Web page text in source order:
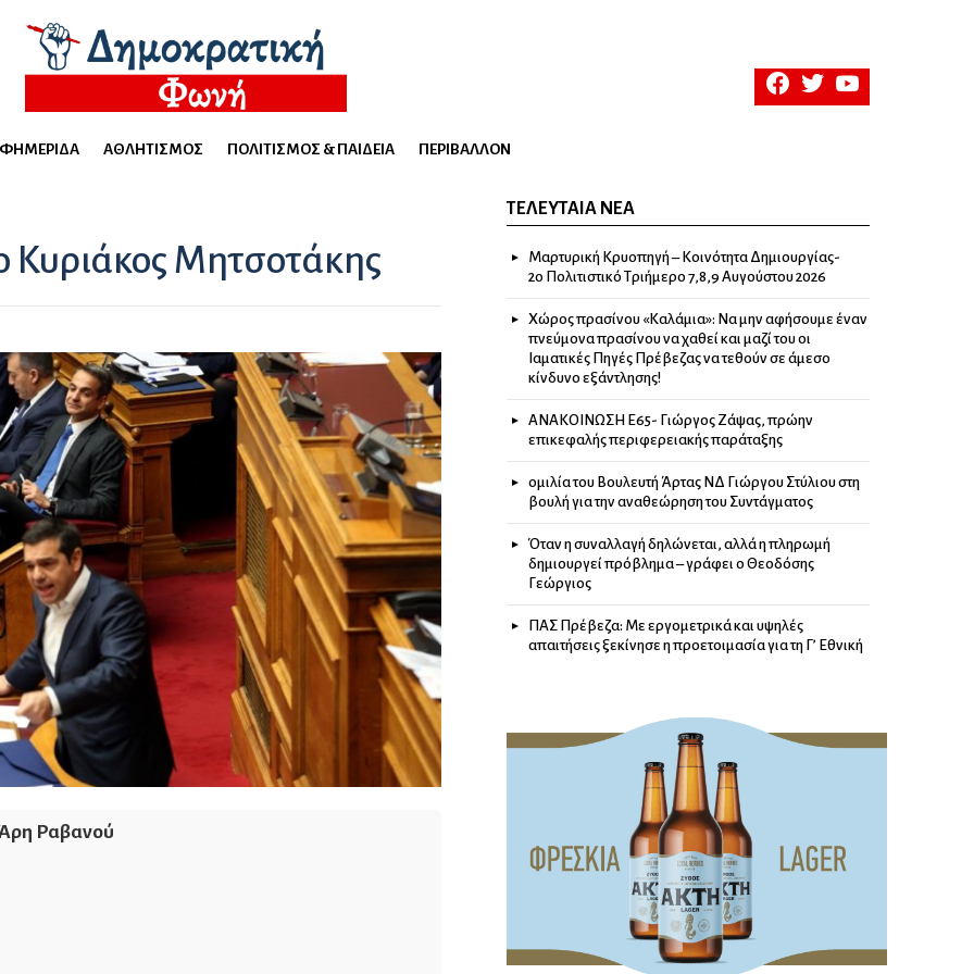
facebooktwitteryoutube
ΑΘΛΗΤΙΣΜΌΣ ΠΟΛΙΤΙΣΜΌΣ & ΠΑΙΔΕΊΑ ΠΕΡΙΒΆΛΛΟΝ
Κυριάκος Μητσοτάκης
Ραβανού
ΤΕΛΕΥΤΑΊΑ ΝΈΑ
Μαρτυρική Κρυοπηγή – Κοινότητα Δημιουργίας-
2ο Πολιτιστικό Τριήμερο 7,8,9 Αυγούστου 2026
Χώρος πρασίνου «Καλάμια»: Να μην αφήσουμε έναν
πνεύμονα πρασίνου να χαθεί και μαζί του οι
Ιαματικές Πηγές Πρέβεζας να τεθούν σε άμεσο
κίνδυνο εξάντλησης!
ΑΝΑΚΟΙΝΩΣΗ Ε65- Γιώργος Ζάψας, πρώην
επικεφαλής περιφερειακής παράταξης
ομιλία του Βουλευτή Άρτας ΝΔ Γιώργου Στύλιου στη
βουλή για την αναθεώρηση του Συντάγματος
Όταν η συναλλαγή δηλώνεται, αλλά η πληρωμή
δημιουργεί πρόβλημα – γράφει ο Θεοδόσης
Γεώργιος
ΠΑΣ Πρέβεζα: Με εργομετρικά και υψηλές
απαιτήσεις ξεκίνησε η προετοιμασία για τη Γ’ Εθνική